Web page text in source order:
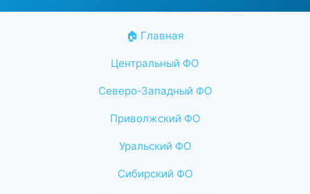
🏠 Главная
Центральный ФО
Северо-Западный ФО
Приволжский ФО
Уральский ФО
Сибирский ФО